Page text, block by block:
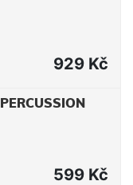
929 Kč
599 Kč